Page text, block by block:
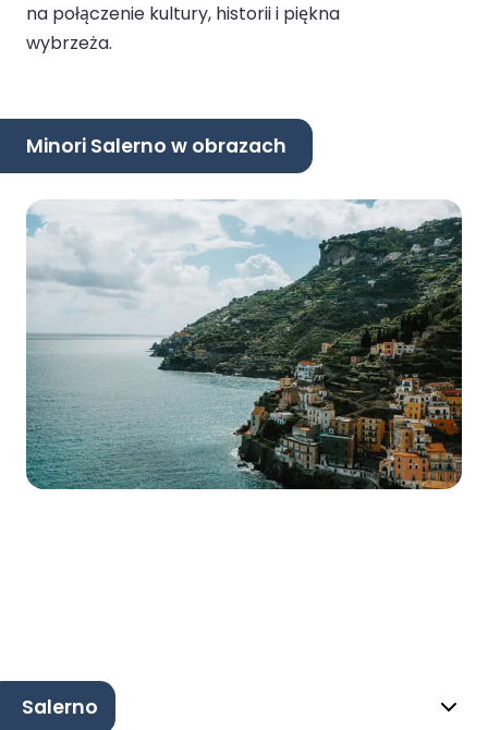
na połączenie kultury, historii i piękna
wybrzeża.
Minori Salerno w obrazach
Salerno